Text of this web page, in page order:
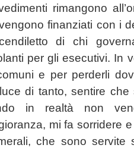
rimangono
finanziati con i
di chi
per gli esecutivi. In
e per perderli
di tanto, sentire che
in realtà non
mi fa sorridere
che sono